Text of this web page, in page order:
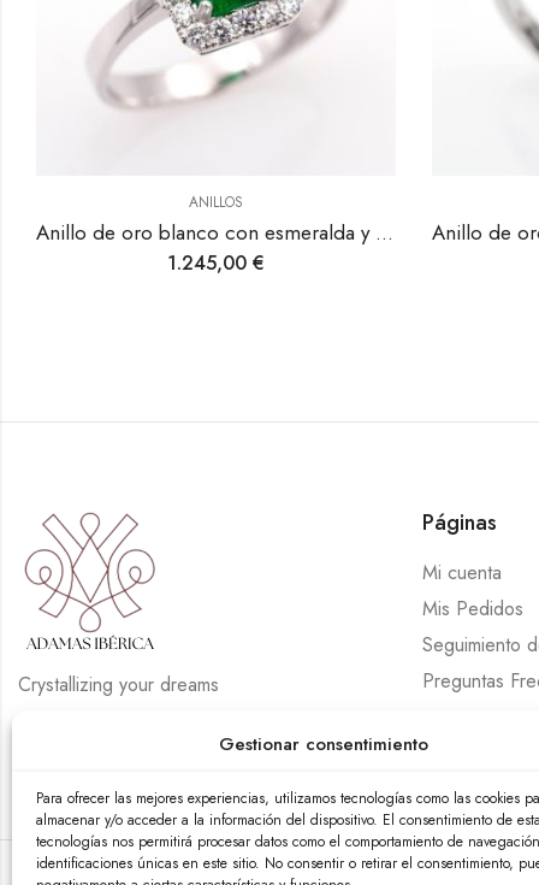
Gestionar consentimiento
Para ofrecer las mejores experiencias, utilizamos tecnologías como las cookies
almacenar y/o acceder a la información del dispositivo. El consentimiento de
tecnologías nos permitirá procesar datos como el comportamiento de
identificaciones únicas en este sitio. No consentir o retirar el consentimiento,
ANILLOS
Anillo de oro blanco con turmalina y diamantes.
1.045,00 €
Crystallizing your dreams
Páginas
Mi cuenta
Mis Pedidos
Seguimiento
Preguntas